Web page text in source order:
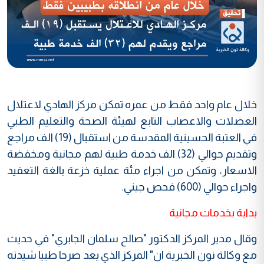
خلال عام واحد فقط من عمره تمكن مركز الهادي لاعتلال
العضلات والاعصاب التابع لهيئة الصحة والتعليم الطبي
في العتبة الحسينية المقدسة من استقبال (19) الف مراجع
وتقديم حوالي (32) الف خدمة طبية لهم مجانية ومخفضة
الاسعار، وتمكن من اجراء مئة عملية خزعة بالغة التعقيد
واجراء حوالي (600) فحص جيني.
بداية بخدمات مجانية
وقال مدير المركز الدكتور "صالح سلمان الجابري" في حديث
مع وكالة نون الخبرية ان" المركز الذي يعد صرحا طبيا شيدته